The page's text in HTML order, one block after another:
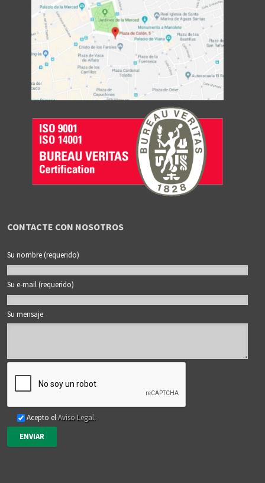
CONTACTE CON NOSOTROS
Su nombre (requerido)
Su e-mail (requerido)
Su mensaje
Acepto elAviso Legal.